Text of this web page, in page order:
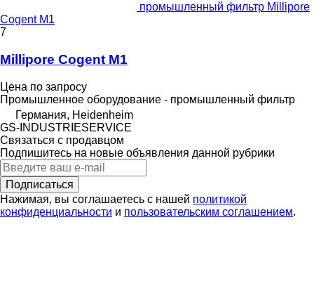
промышленный фильтр Millipore
Cogent M1
7
Millipore Cogent M1
Цена по запросу
Промышленное оборудование - промышленный фильтр
Германия, Heidenheim
GS-INDUSTRIESERVICE
Связаться с продавцом
Подпишитесь на новые объявления данной рубрики
Подписаться
Нажимая, вы соглашаетесь с нашей политикой
конфиденциальности и пользовательским соглашением.